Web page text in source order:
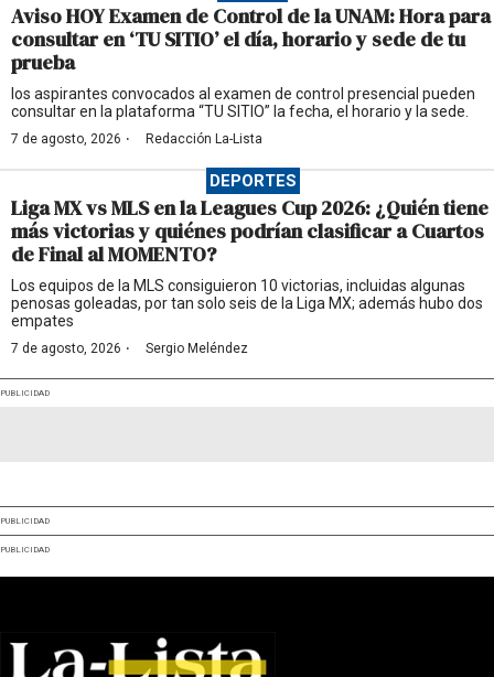
Aviso HOY Examen de Control de la UNAM: Hora para
consultar en ‘TU SITIO’ el día, horario y sede de tu
prueba
los aspirantes convocados al examen de control presencial pueden
consultar en la plataforma “TU SITIO” la fecha, el horario y la sede.
7 de agosto, 2026 · Redacción La-Lista
DEPORTES
Liga MX vs MLS en la Leagues Cup 2026: ¿Quién tiene
más victorias y quiénes podrían clasificar a Cuartos
de Final al MOMENTO?
Los equipos de la MLS consiguieron 10 victorias, incluidas algunas
penosas goleadas, por tan solo seis de la Liga MX; además hubo dos
empates
7 de agosto, 2026 · Sergio Meléndez
PUBLICIDAD
PUBLICIDAD
PUBLICIDAD